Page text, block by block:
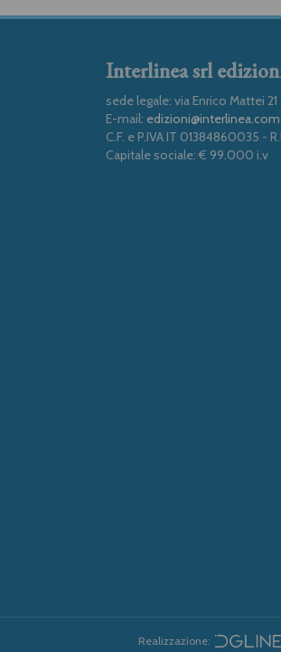
Interlinea srl
sede legale: via Enrico Mattei
E-mail: edizioni@interlinea.com
C.F. e P.IVA IT 01384860035 -
Capitale sociale: € 99.000 i.v
Realizzazione: